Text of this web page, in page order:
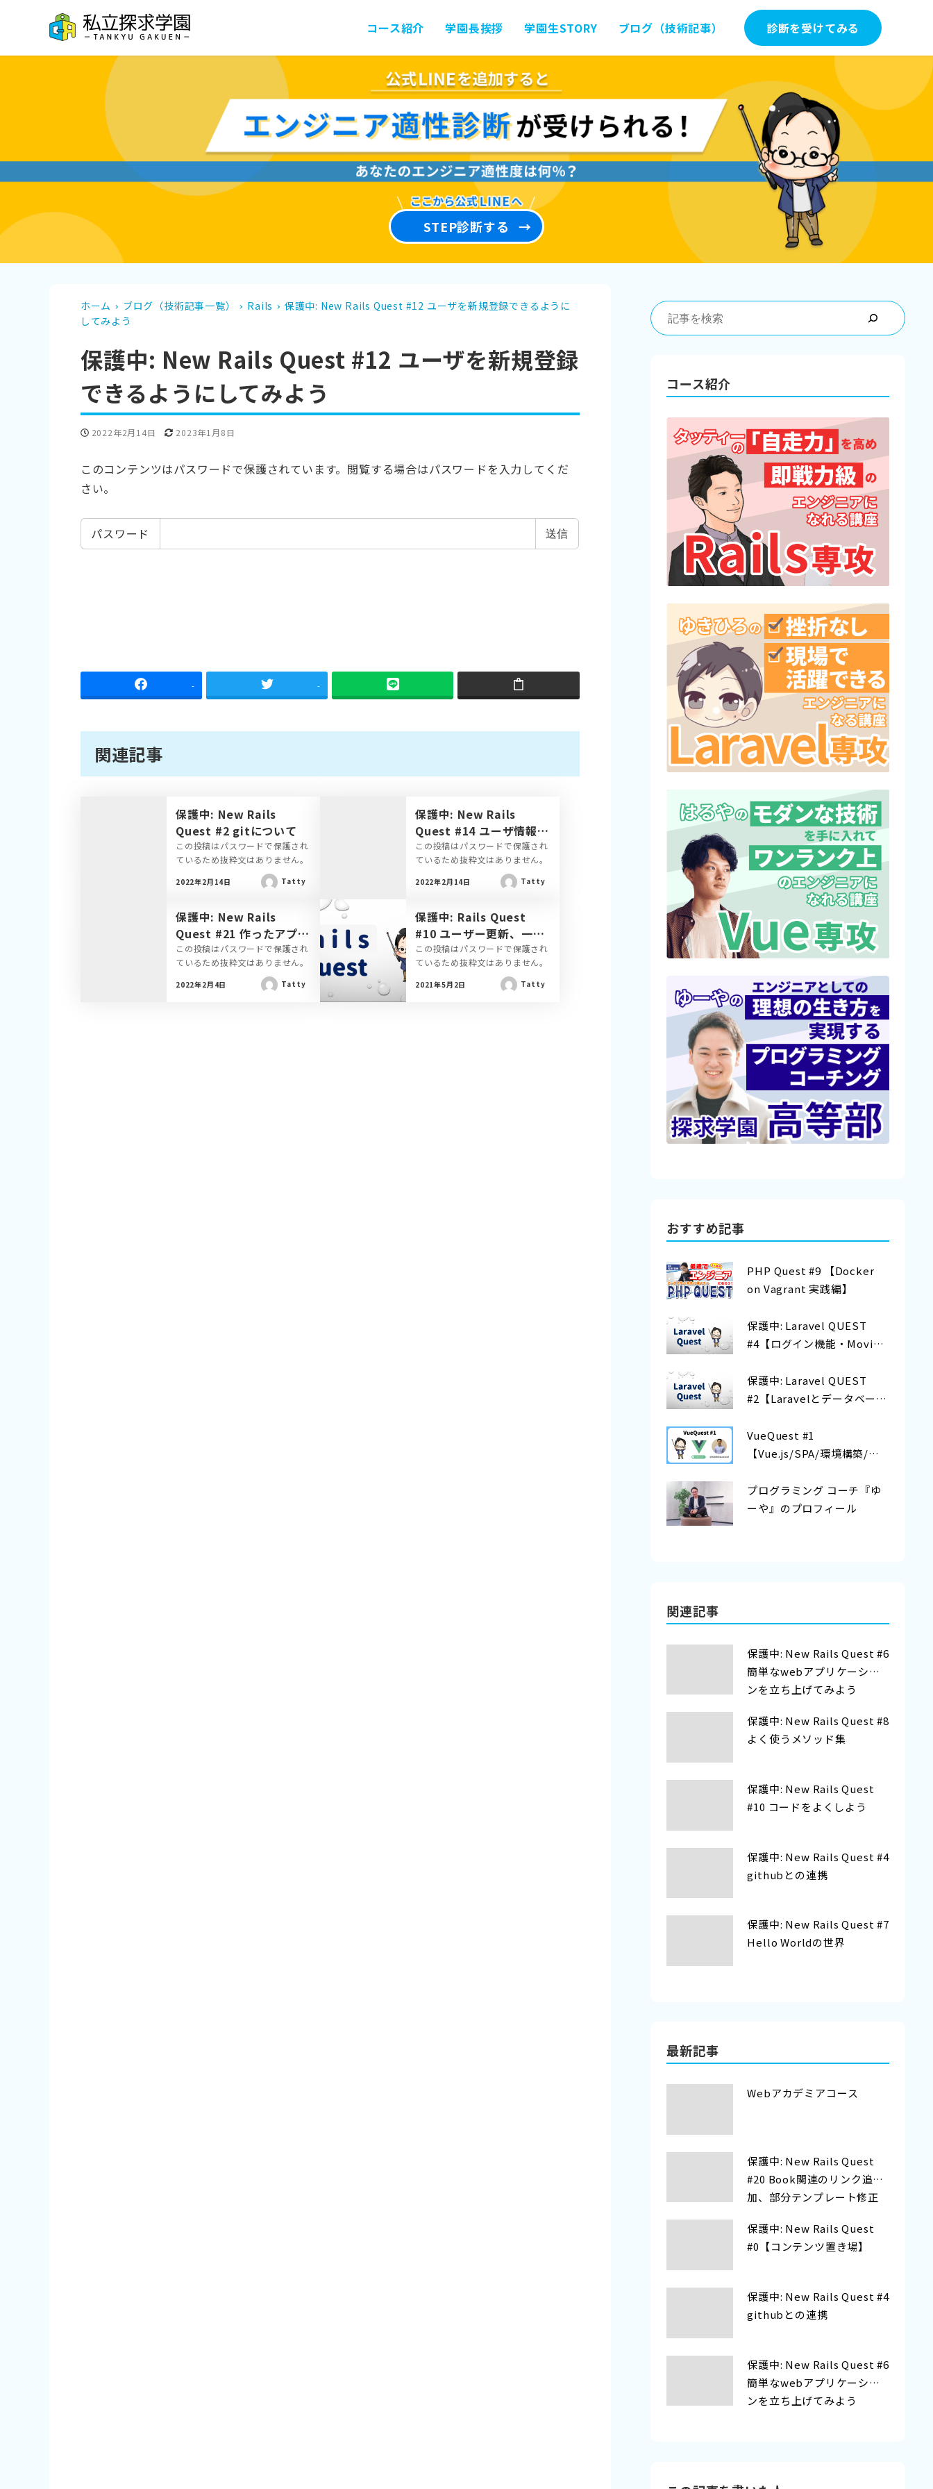
コース紹介 学園長挨拶 学園生STORY ブログ（技術記事） 診断を受けてみる
STEP診断する
ホーム ブログ（技術記事一覧） Rails
保護中: New Rails Quest #12 ユーザを新規登録できるように
してみよう
保護中: New Rails Quest #12 ユーザを新規登録
できるようにしてみよう
投稿日
2022年2月14日 更新日
2023年1月8日
このコンテンツはパスワードで保護されています。閲覧する場合はパスワードを入力してくだ
さい。
パスワード
- -
関連記事
保護中: New Rails
Quest #2 gitについて
この投稿はパスワードで保護され
ているため抜粋文はありません。
Tatty
2022年2月14日
保護中: New Rails
Quest #14 ユーザ情報の
更新処理を実装
この投稿はパスワードで保護され
ているため抜粋文はありません。
Tatty
2022年2月14日
保護中: New Rails
Quest #21 作ったアプリ
を公開しよう【Heroku
編】
この投稿はパスワードで保護され
ているため抜粋文はありません。
Tatty
2022年2月4日
保護中: Rails Quest
#10 ユーザー更新、一
覧、消去機能の実装
この投稿はパスワードで保護され
ているため抜粋文はありません。
Tatty
2021年5月2日
コース紹介
おすすめ記事
PHP Quest #9 【Docker
on Vagrant 実践編】
保護中: Laravel QUEST
#4【ログイン機能・Movie
保護中: Laravel QUEST
#2【Laravelとデータベース
築】
VueQuest #1
【Vue.js/SPA/環境構築/双
とは？】
プログラミング コーチ『ゆ
ーや』のプロフィール
関連記事
保護中: New Rails Quest #6
簡単なwebアプリケーショ
ンを立ち上げてみよう
保護中: New Rails Quest #8
よく使うメソッド集
保護中: New Rails Quest
#10 コードをよくしよう
保護中: New Rails Quest #4
githubとの連携
保護中: New Rails Quest #7
Hello Worldの世界
最新記事
Webアカデミアコース
保護中: New Rails Quest
#20 Book関連のリンク追
加、部分テンプレート修正
保護中: New Rails Quest
#0【コンテンツ置き場】
保護中: New Rails Quest #4
githubとの連携
保護中: New Rails Quest #6
簡単なwebアプリケーショ
ンを立ち上げてみよう